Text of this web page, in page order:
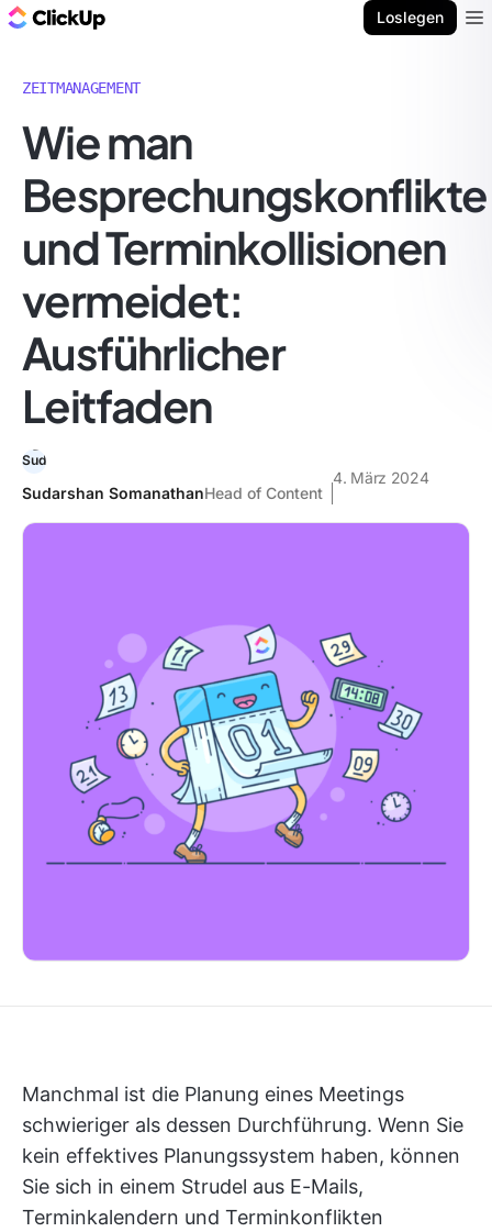
Loslegen
ZEITMANAGEMENT
Wie man
Besprechungskonflikte
und Terminkollisionen
vermeidet:
Ausführlicher
Leitfaden
Sudarshan SomanathanHead of Content
4. März 2024
Manchmal ist die Planung eines Meetings
schwieriger als dessen Durchführung. Wenn Sie
kein effektives Planungssystem haben, können
Sie sich in einem Strudel aus E-Mails,
Terminkalendern und Terminkonflikten